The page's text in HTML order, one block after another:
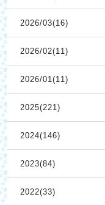
2026/03(16)
2026/02(11)
2026/01(11)
2025(221)
2024(146)
2023(84)
2022(33)